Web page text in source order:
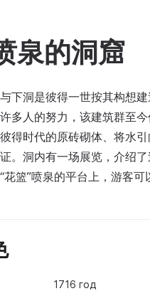
泉的洞窟
下洞是彼得一世按其构想
多人的努力，该建筑群至
得时代的原砖砌体、将
。洞内有一场展览，介绍
篮”喷泉的平台上，游客可
1716 год